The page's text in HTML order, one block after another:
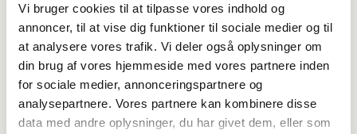
Vi bruger cookies til at tilpasse vores indhold og
annoncer, til at vise dig funktioner til sociale medier og til
at analysere vores trafik. Vi deler også oplysninger om
din brug af vores hjemmeside med vores partnere inden
for sociale medier, annonceringspartnere og
analysepartnere. Vores partnere kan kombinere disse
data med andre oplysninger, du har givet dem, eller som
Britisk racedebat handler ikke om nyt
forbud